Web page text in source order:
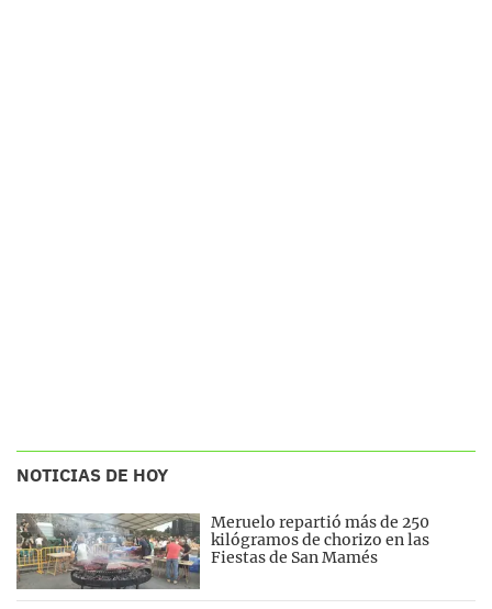
NOTICIAS DE HOY
Meruelo repartió más de 250
kilógramos de chorizo en las
Fiestas de San Mamés